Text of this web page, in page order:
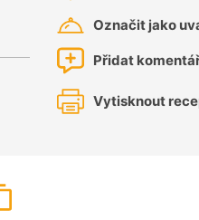
Označit jako
Přidat
Vytisknout